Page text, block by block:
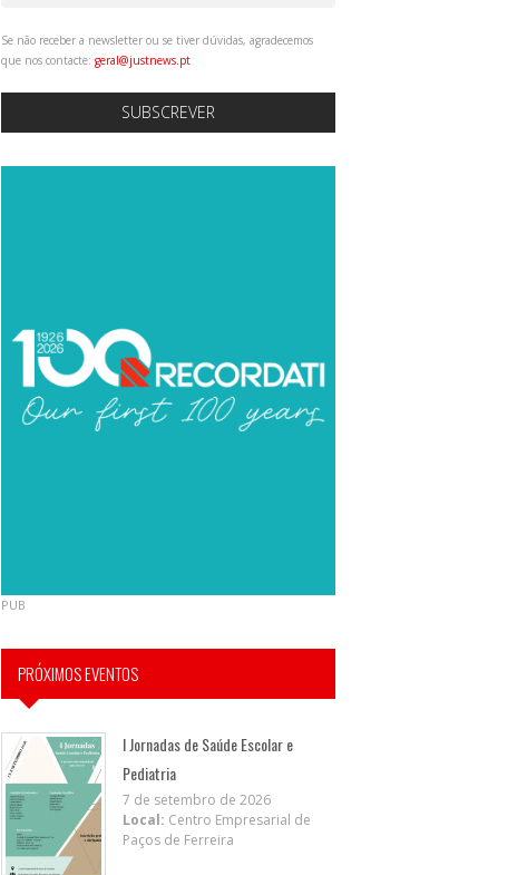
Se não receber a newsletter ou se tiver dúvidas, agradecemos
que nos contacte: geral@justnews.pt
SUBSCREVER
PUB
PRÓXIMOS EVENTOS
I Jornadas de Saúde Escolar e
Pediatria
7 de setembro de 2026
Local: Centro Empresarial de
Paços de Ferreira